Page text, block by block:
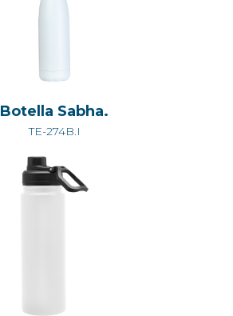
Botella Sabha.
TE-274B.I